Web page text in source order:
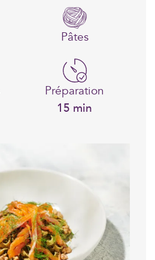
Pâtes
Préparation
15 min